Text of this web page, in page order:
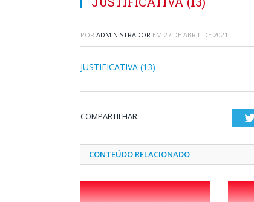
POR ADMINISTRADOR EM 27 DE ABRIL DE 2021
JUSTIFICATIVA (13)
COMPARTILHAR:
CONTEÚDO RELACIONADO